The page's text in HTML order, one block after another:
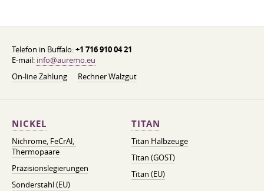
Telefon in Buffalo:+1 716 910 04 21
E-mail: info@auremo.eu
On-line Zahlung
Rechner Walzgut
NICKEL
Nichrome, FeСrAl, ​​
Thermopaare
Präzisionslegierungen
Sonderstahl (EU)
TITAN
Titan Halbzeuge
Titan (GOST)
Titan (EU)